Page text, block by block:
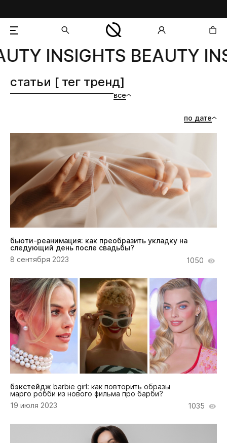
добавлен в корзину
INSIGHTS BEAUTY
все
статьи [ тег тренд]
по дате
бьюти-реанимация: как преобразить укладку на
следующий день после свадьбы?
8 сентября 2023
1050
бэкстейдж barbie girl: как повторить образы
марго робби из нового фильма про барби?
19 июля 2023
1035